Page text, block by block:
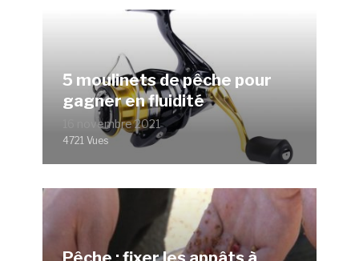
5 moulinets de pêche pour
gagner en fluidité
16 novembre 2021
4721 Vues